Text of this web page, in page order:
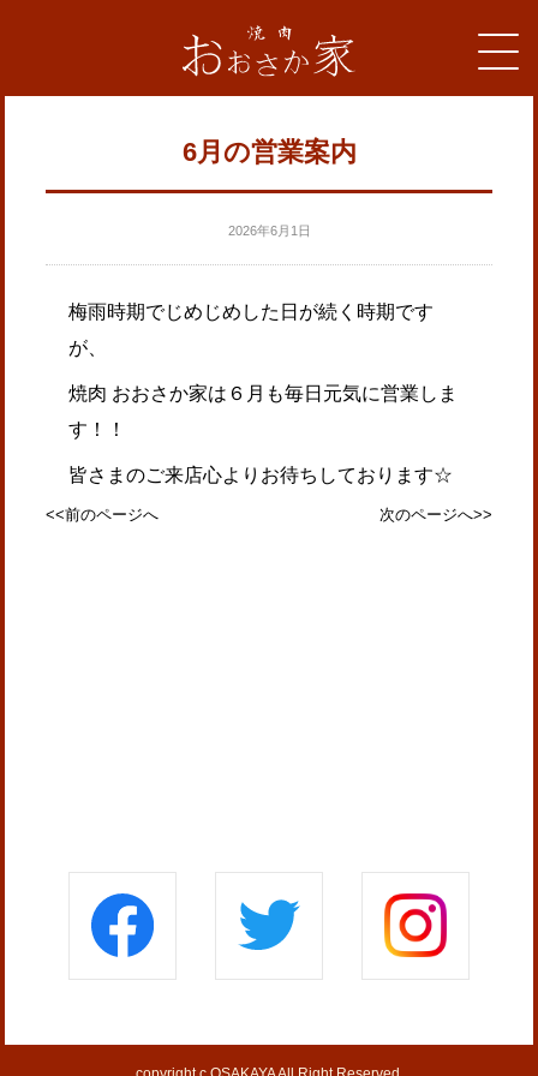
6月の営業案内
2026年6月1日
梅雨時期でじめじめした日が続く時期です
が、
焼肉 おおさか家は６月も毎日元気に営業しま
す！！
皆さまのご来店心よりお待ちしております☆
<<前のページへ 次のページへ>>